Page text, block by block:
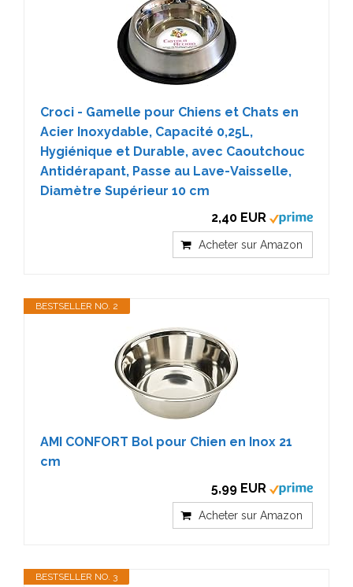
Croci - Gamelle pour Chiens et Chats en
Acier Inoxydable, Capacité 0,25L,
Hygiénique et Durable, avec Caoutchouc
Antidérapant, Passe au Lave-Vaisselle,
Diamètre Supérieur 10 cm
2,40 EUR
Acheter sur Amazon
BESTSELLER NO. 2
AMI CONFORT Bol pour Chien en Inox 21
cm
5,99 EUR
Acheter sur Amazon
BESTSELLER NO. 3